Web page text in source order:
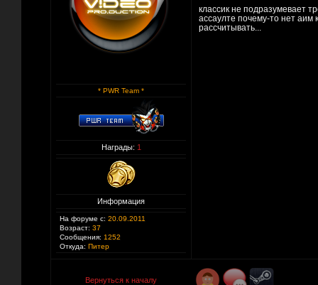
* PWR Team *
Награды: 1
Информация
На форуме с: 20.09.2011
Возраст: 37
Сообщения: 1252
Откуда: Питер
классик не
ассаулте почему-то нет аим
рассчитывать...
Вернуться к началу